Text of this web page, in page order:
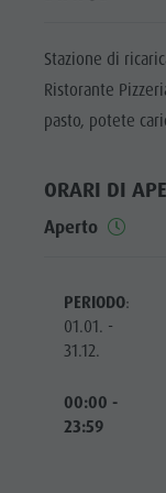
Benessere
Cultura alpina-
Dolomiti
Posto Grill
Prodotti locali
Team Olang Card
Mobilità locale
Offerte
Prenota vacanza
Stazione di
Ristorante
pasto, potete
ORARI DI
Aperto
PERIODO:
01.01. -
31.12.
00:00 -
23:59